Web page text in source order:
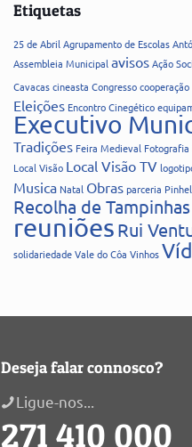
Etiquetas
25 de Abril Agrupamento de Escolas
Assembleia Municipal avisosAção
Cavacascineasta Congressocooperação
Eleições Encontro Cinegético
Executivo
Tradições Feira Medieval Fotografia
Local Visão Local Visão TV
Musica Natal Obrasparceria Pinhel
Recolha de Tampinhas
reuniões Rui
solidariedadeVale do Côa Vinhos
Deseja falar connosco?
Ligue-nos...
271 410 000